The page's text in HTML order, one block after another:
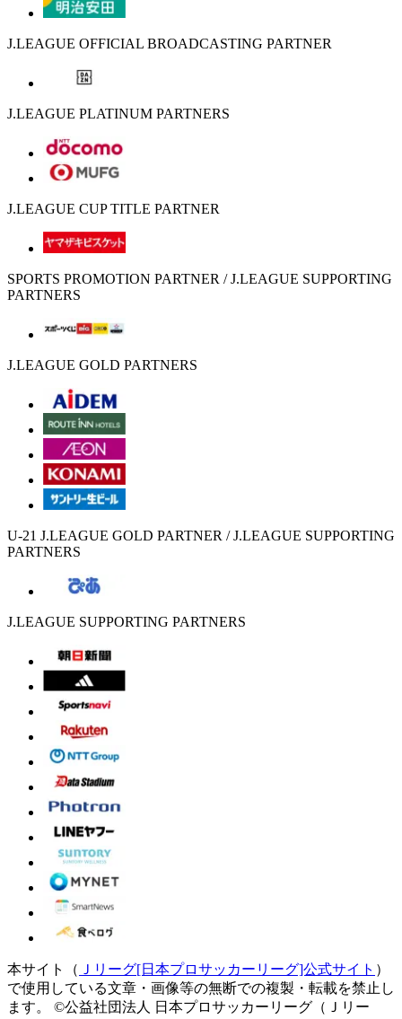
J.LEAGUE OFFICIAL BROADCASTING PARTNER
J.LEAGUE PLATINUM PARTNERS
J.LEAGUE CUP TITLE PARTNER
SPORTS PROMOTION PARTNER / J.LEAGUE SUPPORTING
PARTNERS
J.LEAGUE GOLD PARTNERS
U-21 J.LEAGUE GOLD PARTNER / J.LEAGUE SUPPORTING
PARTNERS
J.LEAGUE SUPPORTING PARTNERS
本サイト（ Ｊリーグ[日本プロサッカーリーグ]公式サイト ）
で使用している文章・画像等の無断での複製・転載を禁止し
ます。
©公益社団法人 日本プロサッカーリーグ（Ｊリー